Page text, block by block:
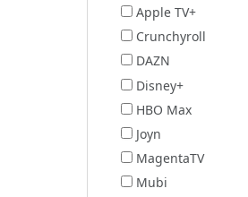
Apple TV+
Crunchyroll
DAZN
Disney+
HBO Max
Joyn
MagentaTV
Mubi